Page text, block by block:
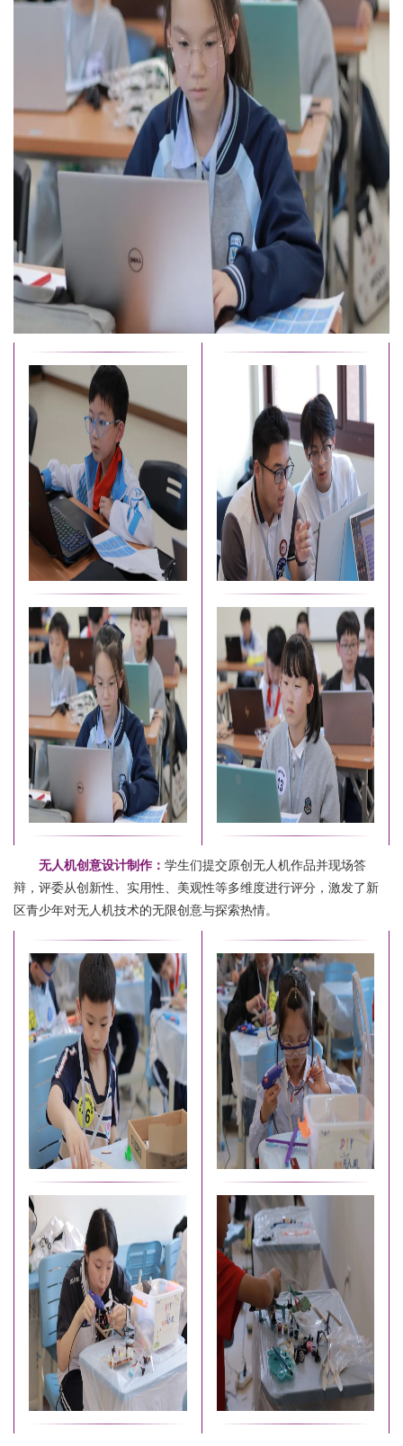
无人机创意设计制作： 学生们提交原创无人机作品并现场答
辩，评委从创新性、实用性、美观性等多维度进行评分，激发了新
区青少年对无人机技术的无限创意与探索热情。